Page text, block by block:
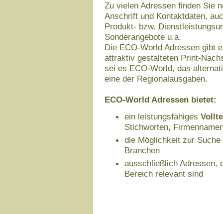
Zu vielen Adressen finden Sie
Anschrift und Kontaktdaten,
Produkt- bzw.
Sonderangebote u.a.
Die ECO-World Adressen gibt
attraktiv gestalteten Print-
sei es ECO-World, das
eine der Regionalausgaben.
ECO-World Adressen bietet:
ein leistungsfähiges
Stichworten,
die Möglichkeit zur
Branchen
ausschließlich Adressen,
Bereich relevant sind